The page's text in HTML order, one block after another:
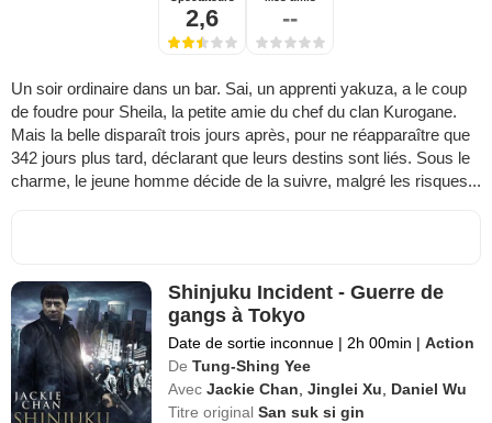
2,6 --
Un soir ordinaire dans un bar. Sai, un apprenti yakuza, a le coup
de foudre pour Sheila, la petite amie du chef du clan Kurogane.
Mais la belle disparaît trois jours après, pour ne réapparaître que
342 jours plus tard, déclarant que leurs destins sont liés. Sous le
charme, le jeune homme décide de la suivre, malgré les risques...
Shinjuku Incident - Guerre de
gangs à Tokyo
Date de sortie inconnue | 2h 00min | Action
De Tung-Shing Yee
Avec Jackie Chan,Jinglei Xu, Daniel Wu
Titre originalSan suk si gin